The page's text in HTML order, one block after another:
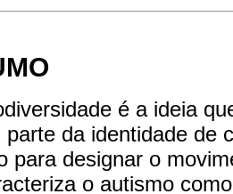
é a ideia
parte da identidade de
para designar o
o autismo